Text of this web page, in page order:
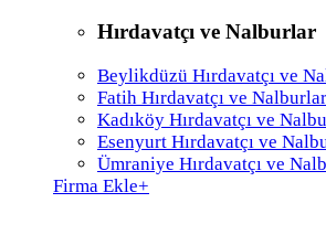
Hırdavatçı ve Nalburlar
Beylikdüzü Hırdavatçı ve
Fatih Hırdavatçı ve Nalburlar
Kadıköy Hırdavatçı ve
Esenyurt Hırdavatçı ve
Ümraniye Hırdavatçı ve
Firma Ekle+